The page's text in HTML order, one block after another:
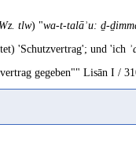
Wz. tlw) "wa-t-talāʾu: ḏ-
'Schutzvertrag'; und 'ich
gegeben"" Lisān I /